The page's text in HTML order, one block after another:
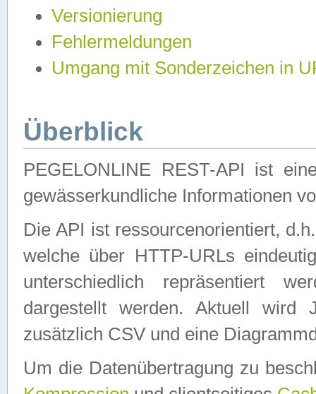
Versionierung
Fehlermeldungen
Umgang mit Sonderzeichen in
Überblick
PEGELONLINE REST-API ist
gewässerkundliche Informationen
Die API ist ressourcenorientiert,
welche über HTTP-URLs
unterschiedlich repräsentiert
dargestellt werden. Aktuell wird
zusätzlich CSV und eine
Um die Datenübertragung zu